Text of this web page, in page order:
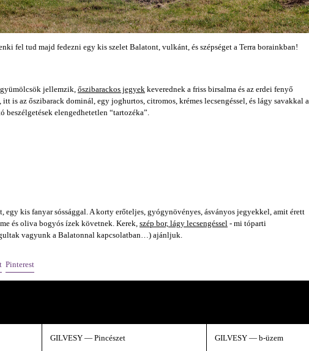
fel tud majd fedezni egy kis szelet Balatont, vulkánt, és szépséget a Terra borainkban!
jellemzik, őszibarackos jegyek keverednek a friss birsalma és az erdei fenyő
is az őszibarack dominál, egy joghurtos, citromos, krémes lecsengéssel, és lágy savakkal a
beszélgetések elengedhetetlen “tartozéka”.
egy kis fanyar sóssággal. A korty erőteljes, gyógynövényes, ásványos jegyekkel, amit érett
és oliva bogyós ízek követnek. Kerek, szép bor, lágy lecsengéssel - mi tóparti
vagyunk a Balatonnal kapcsolatban…) ajánljuk.
a Facebook-on
Megosztás az X-en
PinterestPin on Pinterest
GILVESY — Pincészet GILVESY — b-üzem